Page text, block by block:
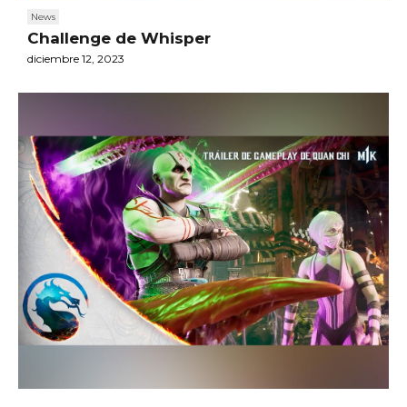
News
Challenge de Whisper
diciembre 12, 2023